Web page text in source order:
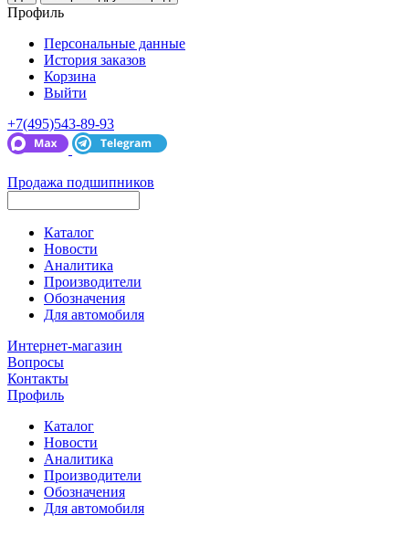
Профиль
Персональные данные
История заказов
Корзина
Выйти
+7(495)543-89-93
Продажа подшипников
Каталог
Новости
Аналитика
Производители
Обозначения
Для автомобиля
Интернет-магазин
Вопросы
Контакты
Профиль
Каталог
Новости
Аналитика
Производители
Обозначения
Для автомобиля